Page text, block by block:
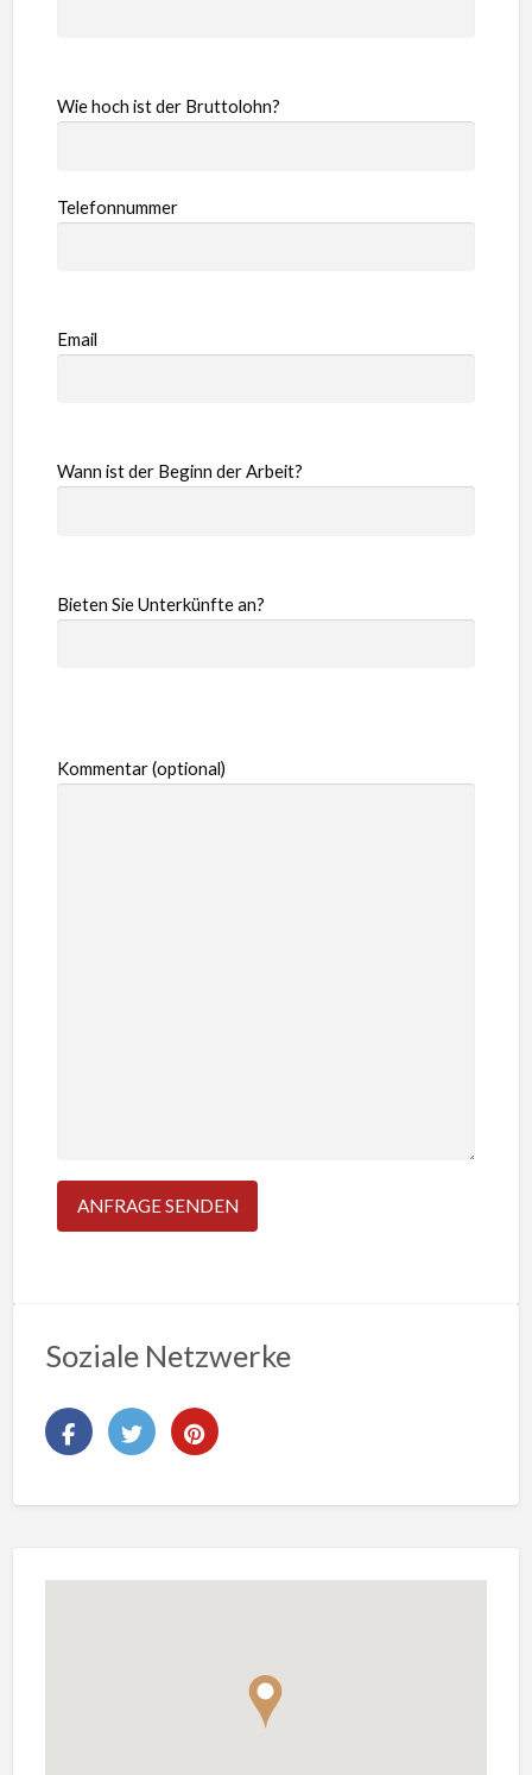
Wie hoch ist der Bruttolohn?
Telefonnummer
Email
Wann ist der Beginn der Arbeit?
Bieten Sie Unterkünfte an?
Kommentar (optional)
Soziale Netzwerke